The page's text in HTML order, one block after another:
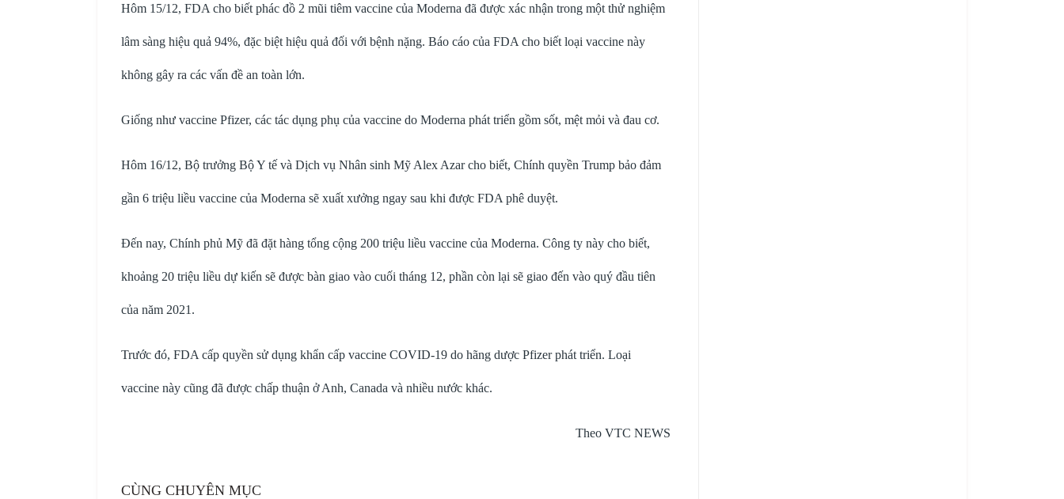
Hôm 15/12, FDA cho biết phác đồ 2 mũi tiêm vaccine của Moderna đã được xác nhận trong một thử nghiệm
lâm sàng hiệu quả 94%, đặc biệt hiệu quả đối với bệnh nặng. Báo cáo của FDA cho biết loại vaccine này
không gây ra các vấn đề an toàn lớn.
Giống như vaccine Pfizer, các tác dụng phụ của vaccine do Moderna phát triển gồm sốt, mệt mỏi và đau cơ.
Hôm 16/12, Bộ trưởng Bộ Y tế và Dịch vụ Nhân sinh Mỹ Alex Azar cho biết, Chính quyền Trump bảo đảm
gần 6 triệu liều vaccine của Moderna sẽ xuất xưởng ngay sau khi được FDA phê duyệt.
Đến nay, Chính phủ Mỹ đã đặt hàng tổng cộng 200 triệu liều vaccine của Moderna. Công ty này cho biết,
khoảng 20 triệu liều dự kiến sẽ được bàn giao vào cuối tháng 12, phần còn lại sẽ giao đến vào quý đầu tiên
của năm 2021.
Trước đó, FDA cấp quyền sử dụng khẩn cấp vaccine COVID-19 do hãng dược Pfizer phát triển. Loại
vaccine này cũng đã được chấp thuận ở Anh, Canada và nhiều nước khác.
Theo VTC NEWS
CÙNG CHUYÊN MỤC